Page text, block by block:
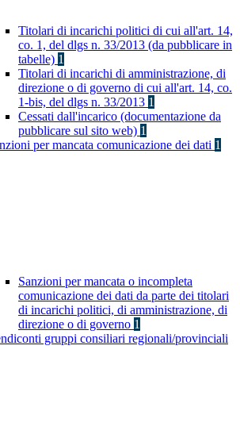
Titolari di incarichi politici di cui all'art. 14,
co. 1, del dlgs n. 33/2013 (da pubblicare in
tabelle) 1
Titolari di incarichi di amministrazione, di
direzione o di governo di cui all'art. 14, co.
1-bis, del dlgs n. 33/2013 1
Cessati dall'incarico (documentazione da
pubblicare sul sito web) 1
per mancata comunicazione dei dati 1
Sanzioni per mancata o incompleta
comunicazione dei dati da parte dei titolari
di incarichi politici, di amministrazione, di
direzione o di governo 1
gruppi consiliari regionali/provinciali